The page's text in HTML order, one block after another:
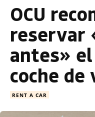
OCU
reservar
antes»
coche de
RENT A CAR